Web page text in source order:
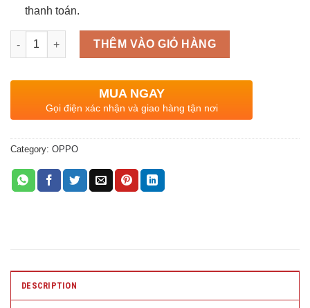
thanh toán.
Quantity
THÊM VÀO GIỎ HÀNG
MUA NGAY
Gọi điện xác nhận và giao hàng tận nơi
Category: OPPO
DESCRIPTION